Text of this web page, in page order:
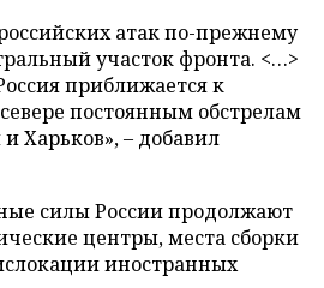
атак по-прежнему
участок фронта. <…>
приближается к
постоянным обстрелам
Харьков», – добавил
силы России продолжают
центры, места сборки
иностранных